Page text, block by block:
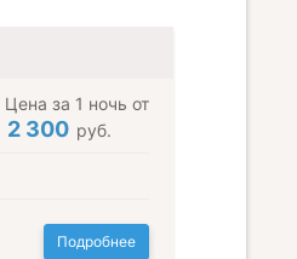
Цена за 1 ночь от
2 300 руб.
Подробнее